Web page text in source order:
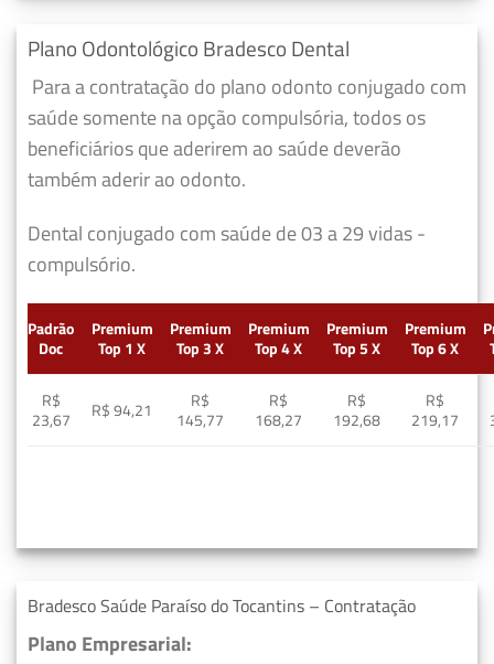
Plano Odontológico Bradesco Dental
Para a contratação do plano odonto conjugado com
saúde somente na opção compulsória, todos os
beneficiários que aderirem ao saúde deverão
também aderir ao odonto.
Dental conjugado com saúde de 03 a 29 vidas -
compulsório.
Padrão
Doc
Premium
Top 1 X
Premium
Top 3 X
Premium
Top 4 X
Premium
Top 5 X
Premium
Top 6 X
R$
23,67
R$ 94,21
R$
145,77
R$
168,27
R$
192,68
R$
219,17
Bradesco Saúde Paraíso do Tocantins – Contratação
Plano Empresarial: